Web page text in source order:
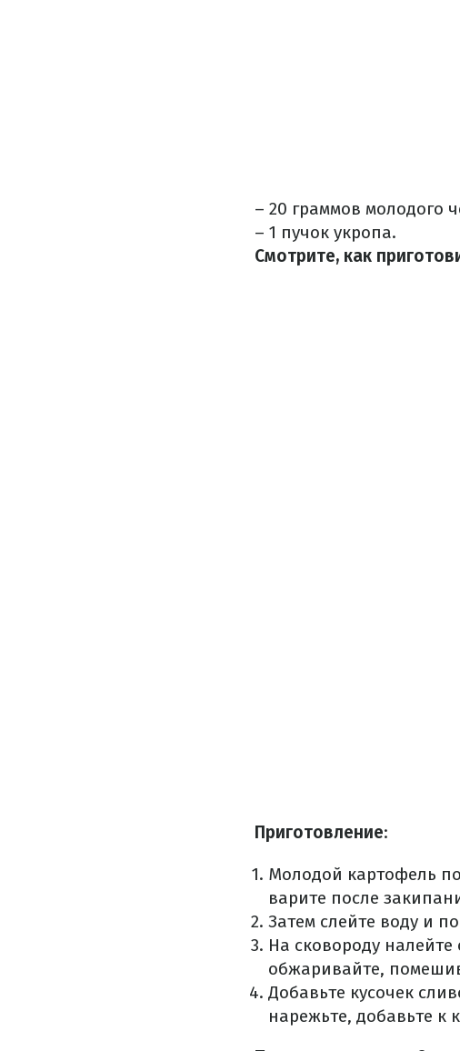
– 20 граммов молодого
– 1 пучок укропа.
Смотрите, как
Приготовление:
Молодой картофель
варите после
Затем слейте воду и
На сковороду
обжаривайте,
Добавьте кусочек
нарежьте, добавьте